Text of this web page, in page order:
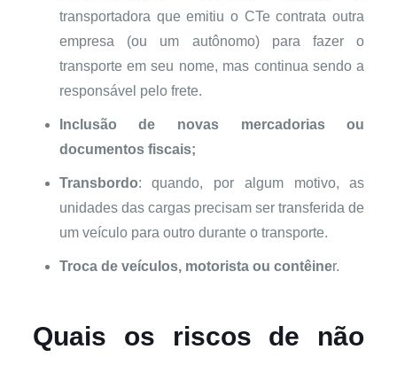
transportadora que emitiu o CTe contrata outra
empresa (ou um autônomo) para fazer o
transporte em seu nome, mas continua sendo a
responsável pelo frete.
Inclusão de novas mercadorias ou
documentos fiscais;
Transbordo: quando, por algum motivo, as
unidades das cargas precisam ser transferida de
um veículo para outro durante o transporte.
Troca de veículos, motorista ou contêiner.
Quais os riscos de não